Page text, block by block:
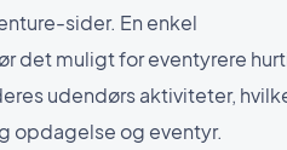
sider. En enkel
det muligt for eventyrere
udendørs aktiviteter,
opdagelse og eventyr.